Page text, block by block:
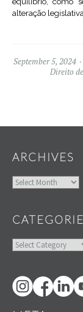
alteração
September 5, 2024
Direito
ARCHIVES
Archives
Categories